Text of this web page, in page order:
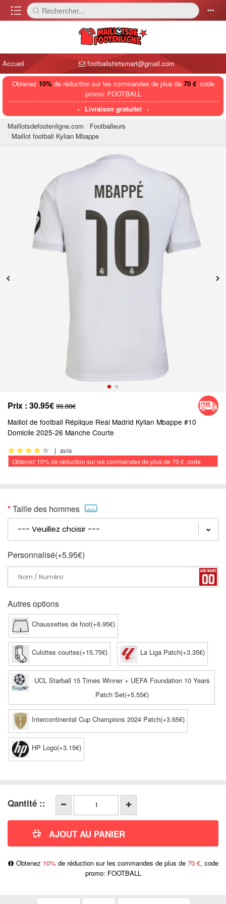
󰈍 󰅼 Rechercher... 󰄒
Accueil footballshirtsmart@gmail.com
Obtenez 10%de réduction sur les commandes de plus de 70 €, code
promo: FOOTBALL
Livraison gratuite!
Maillotsdefootenligne.com
Footballeurs
Maillot football Kylian Mbappe
Prix : 30.95€ 99.88€
Maillot de football Réplique Real Madrid Kylian Mbappe #10
Domicile 2025-26 Manche Courte
| avis
Obtenez 10%de réduction sur les commandes de plus de 70 €, code
Taille des hommes
Personnalisé(+5.95€)
Autres options
Chaussettes de foot(+6.95€)
Culottes courtes(+15.75€) La Liga Patch(+3.35€)
UCL Starball 15 Times Winner + UEFA Foundation 10 Years
Patch Set(+5.55€)
Intercontinental Cup Champions 2024 Patch(+3.65€)
HP Logo(+3.15€)
Qantité ::
Obtenez 10% de réduction sur les commandes de plus de 70 €, code
promo: FOOTBALL